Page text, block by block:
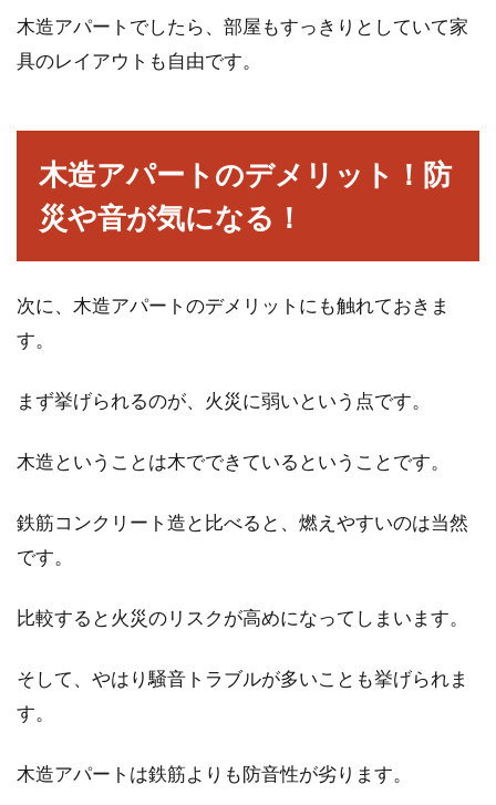
鉄骨造の賃貸物件では、バルコニー
の防水対策がとても重要！
鉄骨造の賃貸物件を所有・管理している大家さ
要なのが...
入と更新が重要な理由
災保険です。勧められるまま加入して、あまり
エアコンで快適な暮らしを実現！温
エアコンを上手に使えば、電気代の節約を実現
物件を探...
親会社と子会社の取引で気を付けね
木造アパートでしたら、部屋もすっきりとしていて家
具のレイアウトも自由です。
木造アパートのデメリット！防
災や音が気になる！
次に、木造アパートのデメリットにも触れておきま
す。
まず挙げられるのが、火災に弱いという点です。
木造ということは木でできているということです。
鉄筋コンクリート造と比べると、燃えやすいのは当然
です。
比較すると火災のリスクが高めになってしまいます。
そして、やはり騒音トラブルが多いことも挙げられま
す。
木造アパートは鉄筋よりも防音性が劣ります。